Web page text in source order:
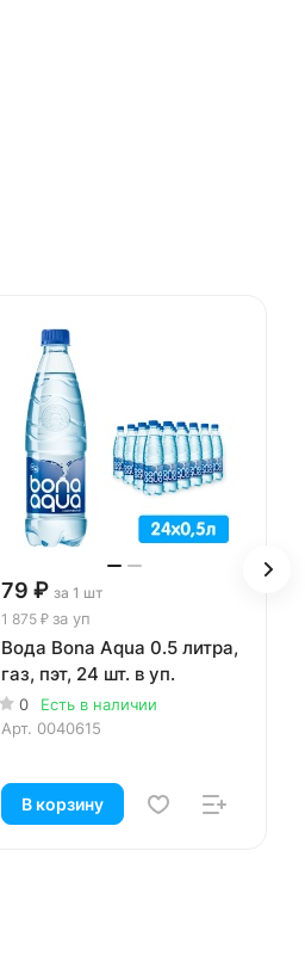
79 ₽ за 1 шт
1 875 ₽ за уп
Вода Bona Aqua 0.5 литра,
газ, пэт, 24 шт. в уп.
0
Есть в наличии
Арт. 0040615
В корзину